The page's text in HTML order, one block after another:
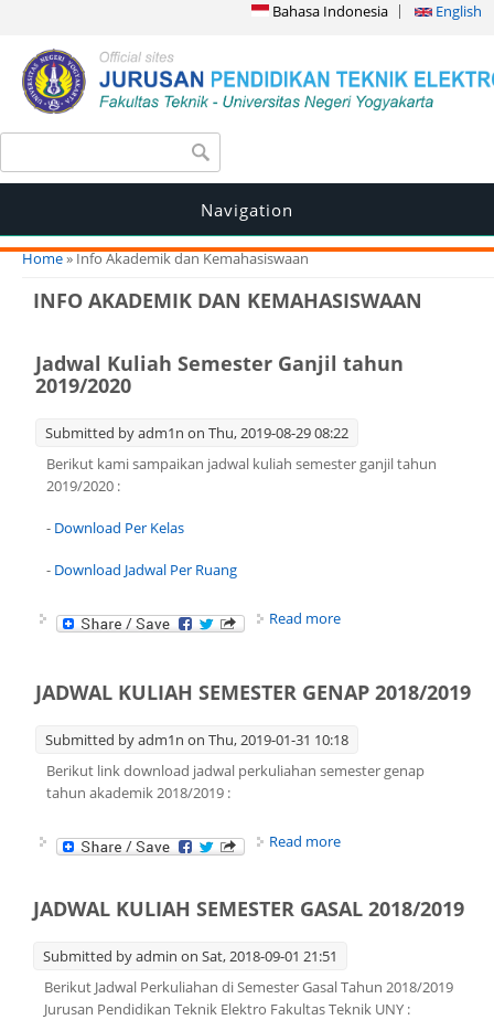
Bahasa Indonesia English
Search form
Navigation
You are here
Home» Info Akademik dan Kemahasiswaan
INFO AKADEMIK DAN KEMAHASISWAAN
Jadwal Kuliah Semester Ganjil tahun
2019/2020
Submitted byadm1n on Thu, 2019-08-29 08:22
Berikut kami sampaikan jadwal kuliah semester ganjil tahun
2019/2020 :
- Download Per Kelas
- Download Jadwal Per Ruang
Read more
JADWAL KULIAH SEMESTER GENAP 2018/2019
Submitted byadm1n on Thu, 2019-01-31 10:18
Berikut link download jadwal perkuliahan semester genap
tahun akademik 2018/2019 :
Read more
JADWAL KULIAH SEMESTER GASAL 2018/2019
Submitted byadmin on Sat, 2018-09-01 21:51
Berikut Jadwal Perkuliahan di Semester Gasal Tahun 2018/2019
Jurusan Pendidikan Teknik Elektro Fakultas Teknik UNY :